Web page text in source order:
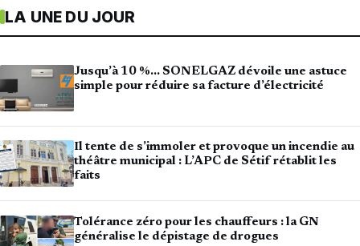
LA UNE DU JOUR
Jusqu’à 10 %… SONELGAZ dévoile une astuce
simple pour réduire sa facture d’électricité
Il tente de s’immoler et provoque un incendie au
théâtre municipal : L’APC de Sétif rétablit les
faits
Tolérance zéro pour les chauffeurs : la GN
généralise le dépistage de drogues